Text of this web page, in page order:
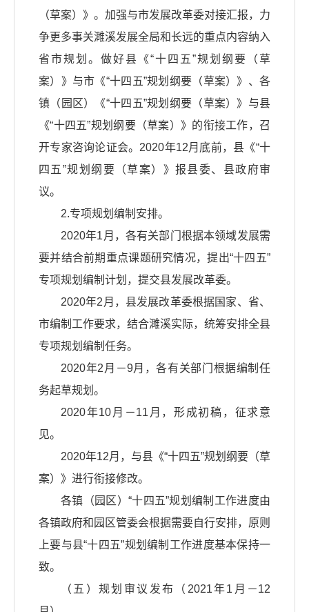
（草案）》。加强与市发展改革委对接汇报，力
争更多事关濉溪发展全局和长远的重点内容纳入
省市规划。做好县《“十四五”规划纲要（草
案）》与市《“十四五”规划纲要（草案）》、各
镇（园区）《“十四五”规划纲要（草案）》与县
《“十四五”规划纲要（草案）》的衔接工作，召
开专家咨询论证会。2020年12月底前，县《“十
四五”规划纲要（草案）》报县委、县政府审
议。
2.专项规划编制安排。
2020年1月，各有关部门根据本领域发展需
要并结合前期重点课题研究情况，提出“十四五”
专项规划编制计划，提交县发展改革委。
2020年2月，县发展改革委根据国家、省、
市编制工作要求，结合濉溪实际，统筹安排全县
专项规划编制任务。
2020年2月－9月，各有关部门根据编制任
务起草规划。
2020年10月－11月，形成初稿，征求意
见。
2020年12月，与县《“十四五”规划纲要（草
案）》进行衔接修改。
各镇（园区）“十四五”规划编制工作进度由
各镇政府和园区管委会根据需要自行安排，原则
上要与县“十四五”规划编制工作进度基本保持一
致。
（五）规划审议发布（2021年1月－12